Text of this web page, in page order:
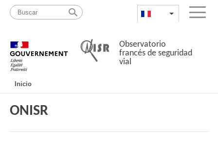
Pasar
contenido
Mapa
web
List additional
Menu
Observatorio
francés de seguridad
vial
principale
Inicio
ONISR